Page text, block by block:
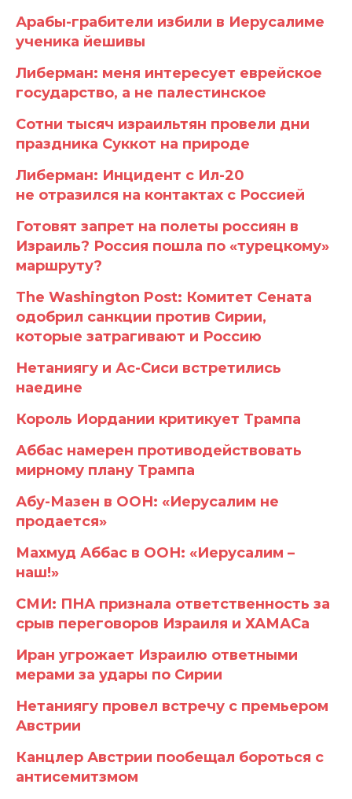
Арабы-грабители избили в Иерусалиме
ученика йешивы
Либерман: меня интересует еврейское
государство, а не палестинское
Сотни тысяч израильтян провели дни
праздника Суккот на природе
Либерман: Инцидент с Ил-20
не отразился на контактах с Россией
Готовят запрет на полеты россиян в
Израиль? Россия пошла по «турецкому»
маршруту?
The Washington Post: Комитет Сената
одобрил санкции против Сирии,
которые затрагивают и Россию
Нетаниягу и Ас-Сиси встретились
наедине
Король Иордании критикует Трампа
Аббас намерен противодействовать
мирному плану Трампа
Абу-Мазен в ООН: «Иерусалим не
продается»
Махмуд Аббас в ООН: «Иерусалим –
наш!»
СМИ: ПНА признала ответственность за
срыв переговоров Израиля и ХАМАСа
Иран угрожает Израилю ответными
мерами за удары по Сирии
Нетаниягу провел встречу с премьером
Австрии
Канцлер Австрии пообещал бороться с
антисемитзмом